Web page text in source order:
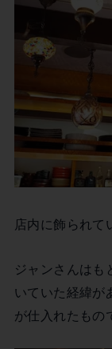
店内に飾られて
ジャンさんはも
いていた経緯が
が仕入れたもの